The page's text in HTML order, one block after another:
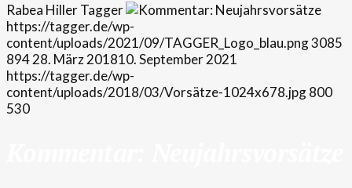
Rabea HillerTagger
https://tagger.de/wp-
content/uploads/2021/09/TAGGER_Logo_blau.png3085
89428. März 201810. September 2021
https://tagger.de/wp-
content/uploads/2018/03/Vorsätze-1024x678.jpg800
530